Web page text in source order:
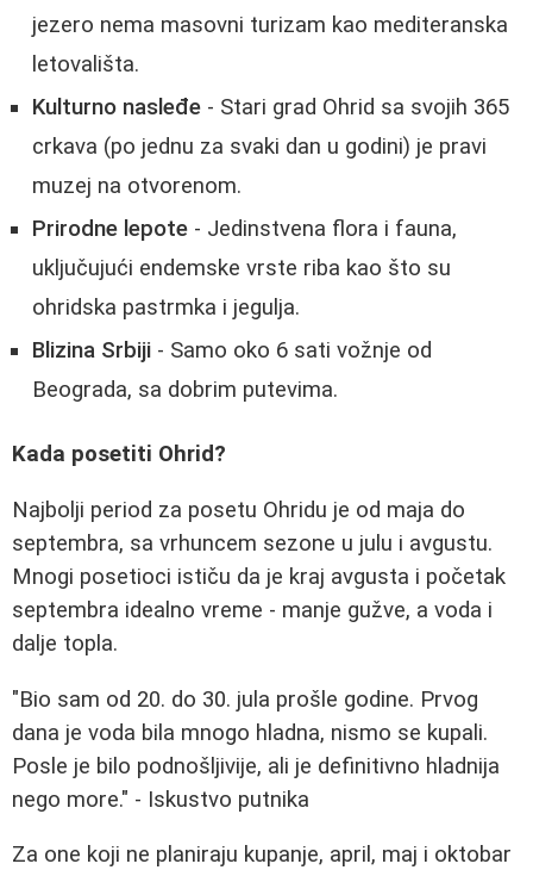
jezero nema masovni turizam kao mediteranska
letovališta.
Kulturno nasleđe - Stari grad Ohrid sa svojih 365
crkava (po jednu za svaki dan u godini) je pravi
muzej na otvorenom.
Prirodne lepote - Jedinstvena flora i fauna,
uključujući endemske vrste riba kao što su
ohridska pastrmka i jegulja.
Blizina Srbiji - Samo oko 6 sati vožnje od
Beograda, sa dobrim putevima.
Kada posetiti Ohrid?
Najbolji period za posetu Ohridu je od maja do
septembra, sa vrhuncem sezone u julu i avgustu.
Mnogi posetioci ističu da je kraj avgusta i početak
septembra idealno vreme - manje gužve, a voda i
dalje topla.
"Bio sam od 20. do 30. jula prošle godine. Prvog
dana je voda bila mnogo hladna, nismo se kupali.
Posle je bilo podnošljivije, ali je definitivno hladnija
nego more." - Iskustvo putnika
Za one koji ne planiraju kupanje, april, maj i oktobar